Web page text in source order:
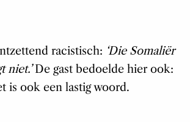
racistisch: ‘Die Somaliër
niet.’De gast bedoelde hier ook:
is ook een lastig woord.